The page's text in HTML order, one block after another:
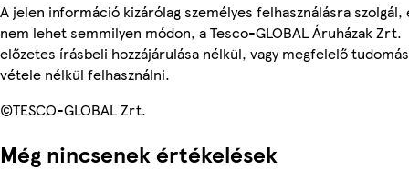
A jelen információ kizárólag személyes felhasználásra szolgál,
nem lehet semmilyen módon, a Tesco-GLOBAL Áruházak Zrt.
előzetes írásbeli hozzájárulása nélkül, vagy megfelelő
vétele nélkül felhasználni.
©TESCO-GLOBAL Zrt.
Még nincsenek értékelések